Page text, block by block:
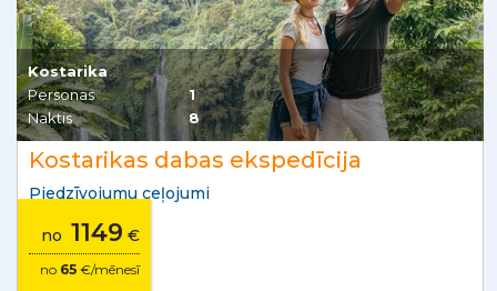
Kostarika
Personas
1
Naktis
8
Kostarikas dabas ekspedīcija
Piedzīvojumu ceļojumi
no 1149 €
no 65 €/mēnesī